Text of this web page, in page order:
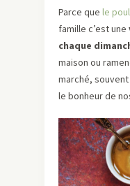
Parce que le
famille c’est une
chaque
maison ou
marché,
le bonheur de